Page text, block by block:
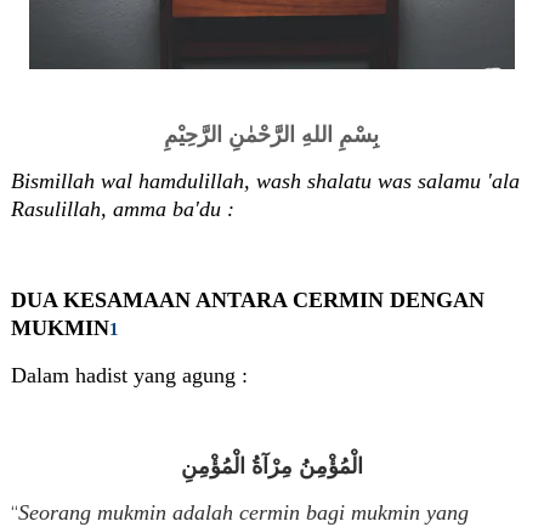
بِسْمِ اللهِ الرَّحْمٰنِ الرَّحِيْمِ
Bismillah wal hamdulillah, wash shalatu was salamu 'ala
Rasulillah, amma ba'du :
DUA KESAMAAN ANTARA CERMIN DENGAN
MUKMIN1
Dalam hadist yang agung :
الْمُؤْمِنُ مِرْآةُ الْمُؤْمِنِ
“Seorang mukmin adalah cermin bagi mukmin yang